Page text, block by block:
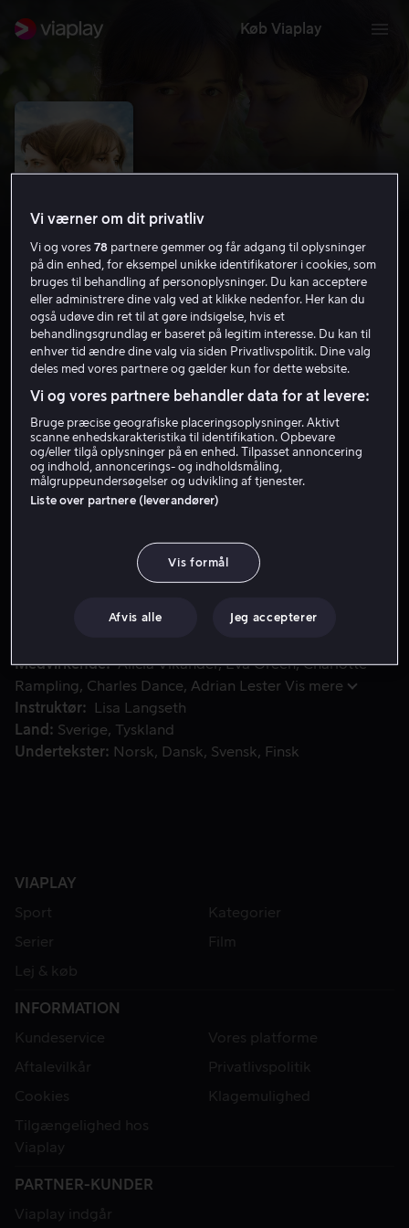
Køb Viaplay
Euphoria
5.7 Drama Eventyr 2017 1 t. 33 min
11 år
Lej 49 kr
Køb 109 kr
To umage søstre rejser mod en skæbnesvanger
To umage søstre rejser mod en skæbnesvanger
destination gennem Europa. Kan rejsens gang forandre
Medvirkende Alicia Vikander Eva Green Charlotte
Rampling
Charles Dance Adrian Lester Vis mere
Instruktør
Lisa Langseth
Land
Sverige
Tyskland
Undertekster
Norsk Dansk Svensk Finsk
VIAPLAY
Sport
Kategorier
Serier
Film
Lej & køb
INFORMATION
Kundeservice
Vores platforme
Aftalevilkår
Privatlivspolitik
Cookies
Klagemulighed
Tilgængelighed hos
Viaplay
PARTNER-KUNDER
Viaplay indgår
Vi værner om dit privatliv
Vi og vores78 partnere gemmer og får adgang til oplysninger
på din enhed, for eksempel unikke identifikatorer i cookies, som
bruges til behandling af personoplysninger. Du kan acceptere
eller administrere dine valg ved at klikke nedenfor. Her kan du
også udøve din ret til at gøre indsigelse, hvis et
behandlingsgrundlag er baseret på legitim interesse. Du kan til
enhver tid ændre dine valg via siden Privatlivspolitik. Dine valg
deles med vores partnere og gælder kun for dette website.
Vi og vores partnere behandler data for at levere:
Bruge præcise geografiske placeringsoplysninger. Aktivt
scanne enhedskarakteristika til identifikation. Opbevare
og/eller tilgå oplysninger på en enhed. Tilpasset annoncering
og indhold, annoncerings- og indholdsmåling,
målgruppeundersøgelser og udvikling af tjenester.
Liste over partnere (leverandører)
Vis formål
Afvis alle Jeg accepterer